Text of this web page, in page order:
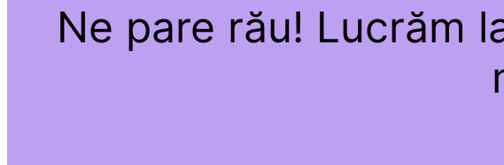
Ne pare rău! Lucrăm